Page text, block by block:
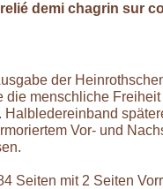
demi chagrin sur
der
menschliche
Vor- und
Seiten mit 2 Seiten